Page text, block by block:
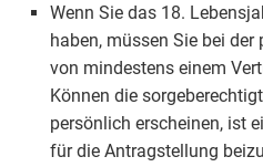
Wenn Sie das 18.
haben, müssen Sie bei
von mindestens einem
Können die
persönlich erscheinen, ist
für die Antragstellung